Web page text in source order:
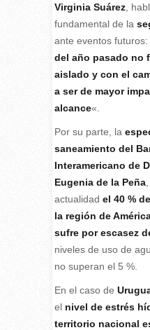
Virginia Suárez,
fundamental de la
ante eventos futuros:
del año pasado no
aislado y con el
a ser de mayor
alcance«.
Por su parte, la
saneamiento del
Interamericano de
Eugenia de la Peña,
actualidad el 40 %
la región de
sufre por escasez
niveles de uso de
no superan el 5 %.
En el caso de
el nivel de estrés
territorio nacional